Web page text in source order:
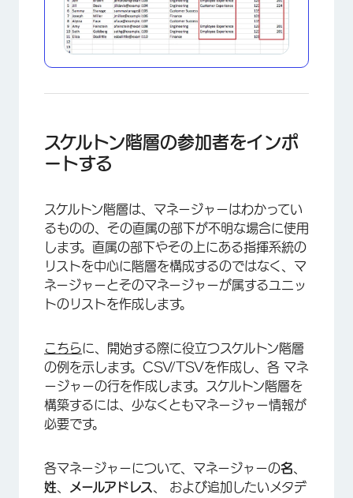
×
スケルトン階層の参加者をインポ
ートする
スケルトン階層は、マネージャーはわかってい
るものの、その直属の部下が不明な場合に使用
します。直属の部下やその上にある指揮系統の
リストを中心に階層を構成するのではなく、マ
ネージャーとそのマネージャーが属するユニッ
トのリストを作成します。
こちらに、開始する際に役立つスケルトン階層
の例を示します。CSV/TSVを作成し、各 マネ
ージャーの行を作成します。スケルトン階層を
構築するには、少なくともマネージャー情報が
必要です。
各マネージャーについて、マネージャーの名
姓
メールアドレス
および追加したいメタデ